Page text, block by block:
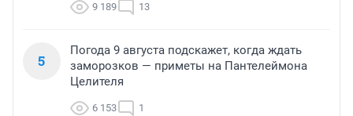
9 189 13
5
Погода 9 августа подскажет, когда ждать
заморозков — приметы на Пантелеймона
Целителя
6 153 1